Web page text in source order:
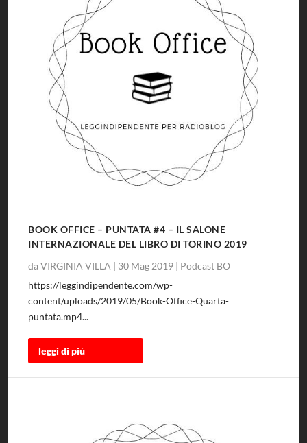
BOOK OFFICE – PUNTATA #4 – IL SALONE
INTERNAZIONALE DEL LIBRO DI TORINO 2019
daVIRGINIA VILLA | 30 Mag 2019 | Podcast BO
https://leggindipendente.com/wp-
content/uploads/2019/05/Book-Office-Quarta-
puntata.mp4...
leggi di più